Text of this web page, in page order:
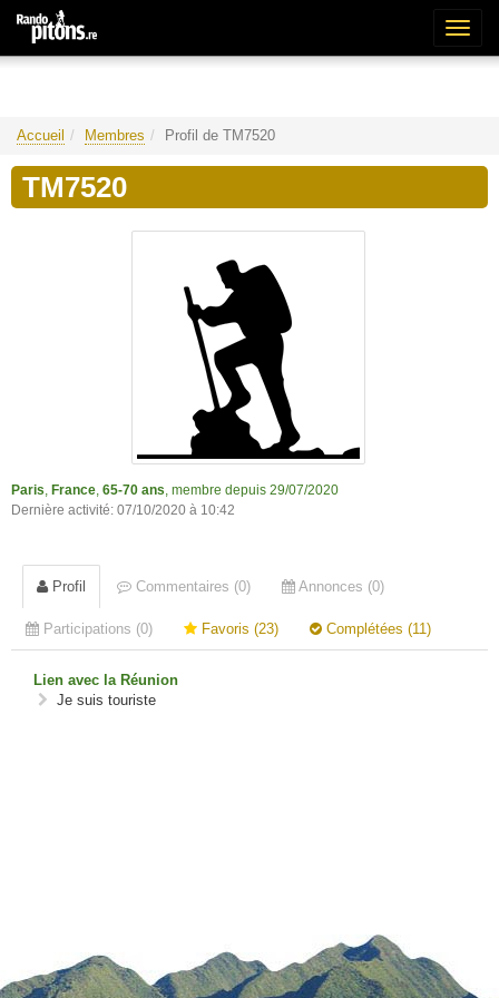
Accueil Membres Profil de TM7520
TM7520
Paris France 65-70 ans , membre depuis 29/07/2020
Dernière activité: 07/10/2020 à 10:42
Profil Commentaires (0) Annonces (0)
Participations (0) Favoris (23) Complétées (11)
Lien avec la Réunion
Je suis touriste